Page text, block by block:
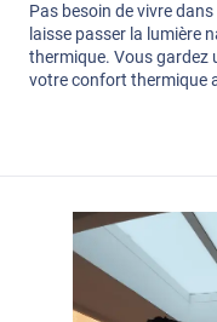
Pas besoin de vivre
laisse passer la lumière
thermique. Vous gardez
votre confort thermique